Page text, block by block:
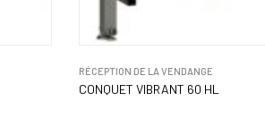
RÉCEPTION DE LA VENDANGE
CONQUET VIBRANT 60 HL